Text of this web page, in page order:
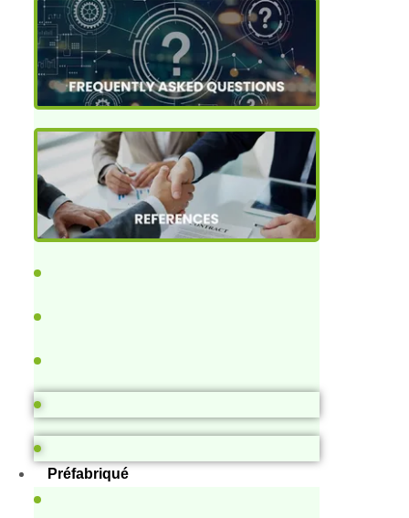
Préfabriqué